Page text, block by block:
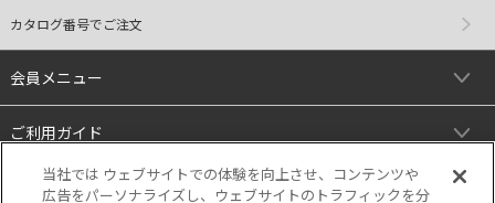
カタログ番号でご注文
会員メニュー
ご利用ガイド
リンク
当社では ウェブサイトでの体験を向上させ、コンテンツや
広告をパーソナライズし、ウェブサイトのトラフィックを分